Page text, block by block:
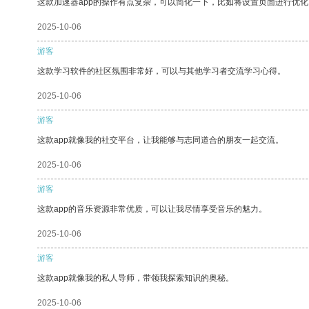
这款加速器app的操作有点复杂，可以简化一下，比如将设置页面进行优
2025-10-06
游客
这款学习软件的社区氛围非常好，可以与其他学习者交流学习心得。
2025-10-06
游客
这款app就像我的社交平台，让我能够与志同道合的朋友一起交流。
2025-10-06
游客
这款app的音乐资源非常优质，可以让我尽情享受音乐的魅力。
2025-10-06
游客
这款app就像我的私人导师，带领我探索知识的奥秘。
2025-10-06